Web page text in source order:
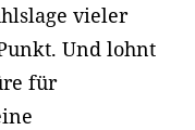
vieler
Und lohnt
für